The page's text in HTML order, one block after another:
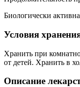
Биологически
Условия
Хранить при
от детей. Хранить в
Описание